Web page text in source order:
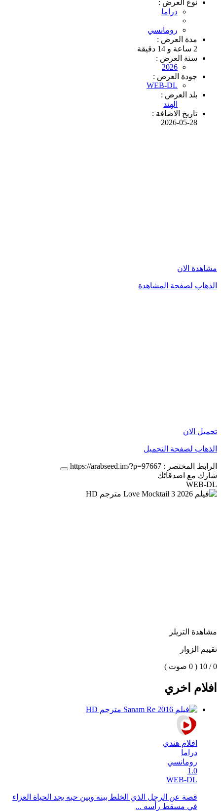
نوع العرض :
دراما
رومانسي
مدة العرض :
2 ساعة و 14 دقيقة
سنة العرض :
2026
جودة العرض :
WEB-DL
بلد العرض :
الهند
تاريخ الاضافة :
2026-05-28
مشاهدة الان
الذهاب لصفحة المشاهدة
تحميل الان
الذهاب لصفحة التحميل
الرابط المختصر : https://arabseed.im/?p=97667
شارك مع اصدقائك
WEB-DL
مشاهدة التريلر
تقييم الزوار
0 / 10 ( 0 صوت )
افلام اخري
افلام هندي
دراما
رومانسي
1.0
WEB-DL
قصة عن الرجل الذي الخلط بينه وبين حبه يجد الحياة العزاء
في مسقط رأسه ...